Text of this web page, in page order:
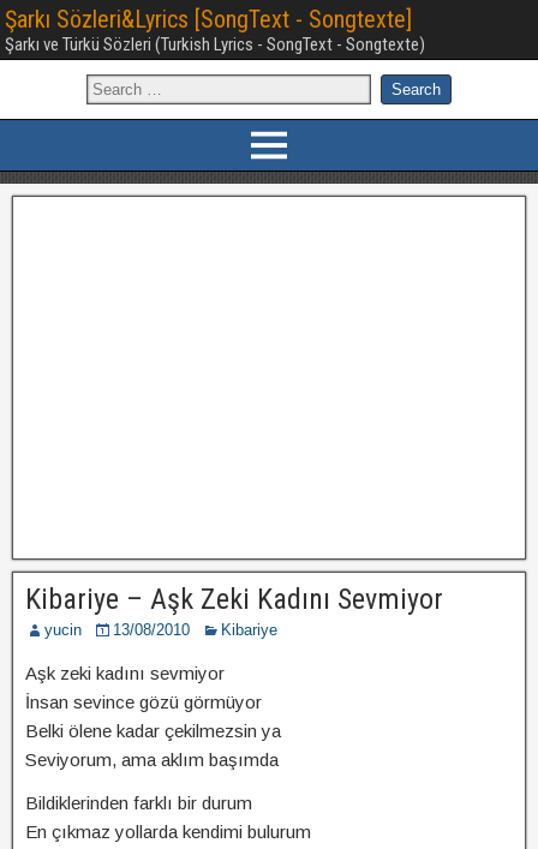
Şarkı Sözleri&Lyrics [SongText - Songtexte]
Şarkı ve Türkü Sözleri (Turkish Lyrics - SongText - Songtexte)
Kibariye – Aşk Zeki Kadını Sevmiyor
yucin 13/08/2010 Kibariye
Aşk zeki kadını sevmiyor
İnsan sevince gözü görmüyor
Belki ölene kadar çekilmezsin ya
Seviyorum, ama aklım başımda
Bildiklerinden farklı bir durum
En çıkmaz yollarda kendimi bulurum